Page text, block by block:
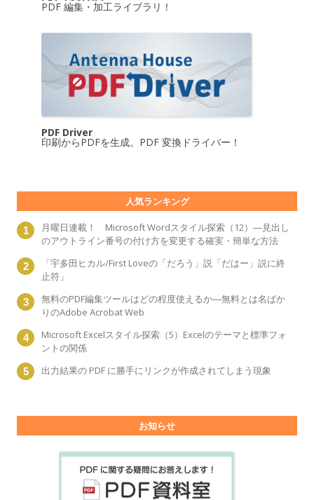
PDF 編集・加工ライブラリ！
PDF Driver
印刷からPDFを生成。PDF 変換ドライバー！
人気ランキング
月曜日連載！ Microsoft Wordスタイル探索（12）―見出し
のアウトライン番号の付け方を変更する確実・簡単な方法
「宇多田ヒカル/First Loveの「だろう」説「だはー」説に終
止符」
無料のPDF編集ツールはどの程度使えるか―無料とは名ばか
りのAdobe Acrobat Web
Microsoft Excelスタイル探索（5）Excelのテーマと標準フォ
ントの関係
出力結果の PDF に勝手にリンクが作成されてしまう現象
お知らせ